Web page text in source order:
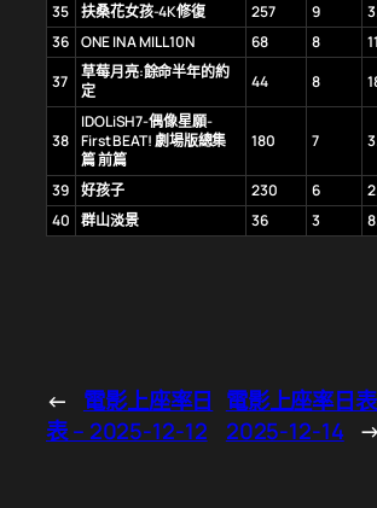
35 扶桑花女孩-4K修復 257 9
36 ONE IN A MILL10N 68 8
37
草莓月亮:餘命半年的約
定
44 8
38
IDOLiSH7-偶像星願-
First BEAT! 劇場版總集
篇 前篇
180 7
39 好孩子 230 6
40 群山淡景 36 3
←
電影上座率日
表 – 2025-12-12
電影上座率日
2025-12-14 →